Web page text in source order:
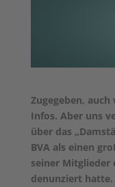
Zugegeben,
Infos. Aber uns
über das
BVA als einen
seiner Mitglieder
denunziert hatte.